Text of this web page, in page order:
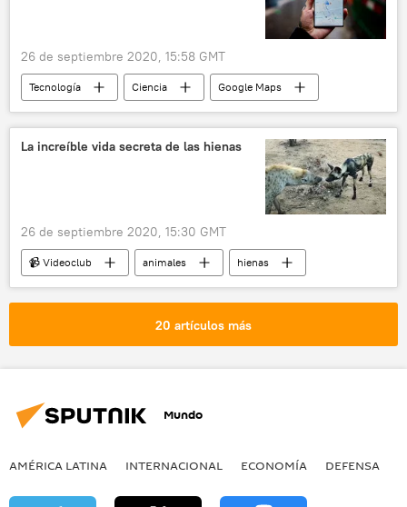
26 de septiembre 2020, 15:58 GMT
Tecnología Ciencia
Google Maps
noticias
La increíble vida secreta de las hienas
26 de septiembre 2020, 15:30 GMT
📹 Videoclub animales hienas
20 artículos más
Mundo
AMÉRICA LATINA INTERNACIONAL ECONOMÍA DEFENSA